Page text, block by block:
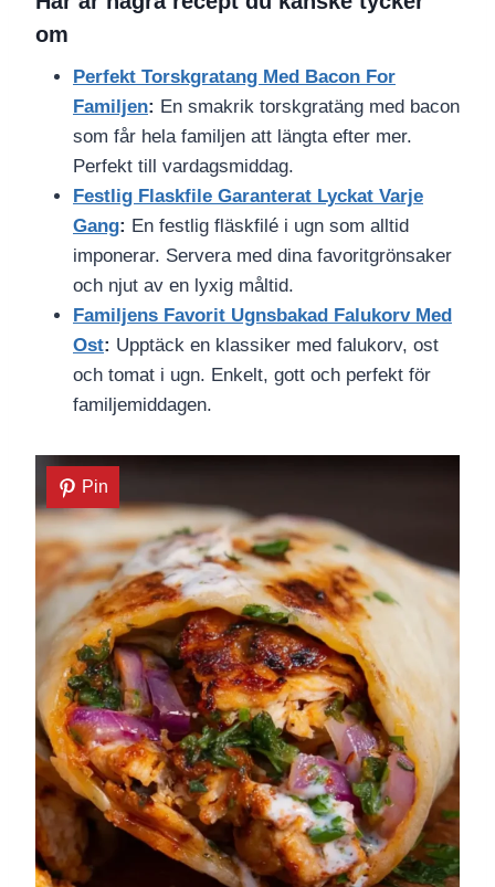
om
Perfekt Torskgratang Med Bacon For
Familjen: En smakrik torskgratäng med bacon
som får hela familjen att längta efter mer.
Perfekt till vardagsmiddag.
Festlig Flaskfile Garanterat Lyckat Varje
Gang: En festlig fläskfilé i ugn som alltid
imponerar. Servera med dina favoritgrönsaker
och njut av en lyxig måltid.
Familjens Favorit Ugnsbakad Falukorv Med
Ost: Upptäck en klassiker med falukorv, ost
och tomat i ugn. Enkelt, gott och perfekt för
familjemiddagen.
Pin